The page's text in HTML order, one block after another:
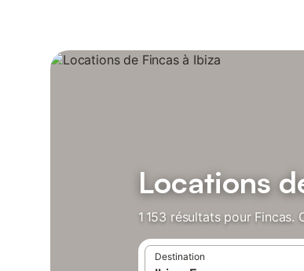
Locations
1 153 résultats pour
Destination